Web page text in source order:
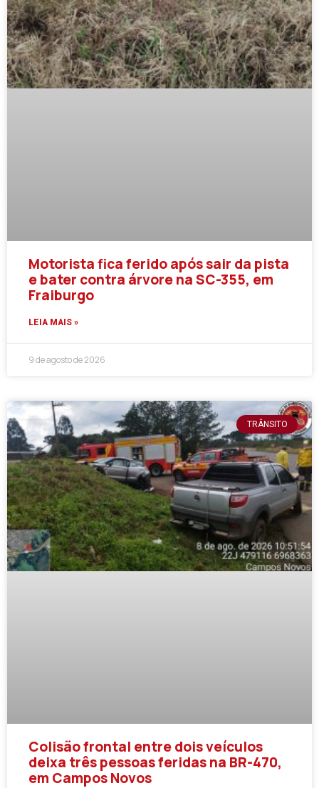
Motorista fica ferido após sair da pista
e bater contra árvore na SC-355, em
Fraiburgo
LEIA MAIS »
9 de agosto de 2026
TRÂNSITO
Colisão frontal entre dois veículos
deixa três pessoas feridas na BR-470,
em Campos Novos